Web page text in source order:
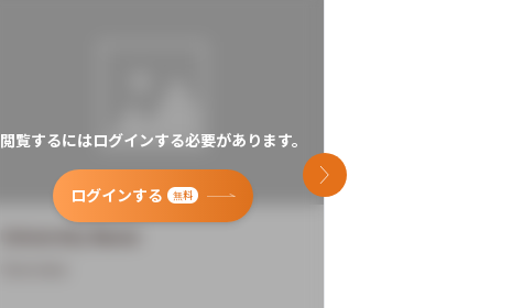
閲覧するにはログインする必要があります。
ログインする 無料
次のスライド